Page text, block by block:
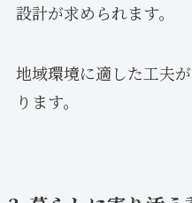
設計が求められます。
地域環境に適した工夫
ります。